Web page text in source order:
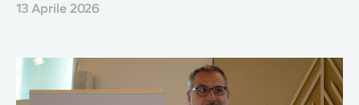
13 Aprile 2026